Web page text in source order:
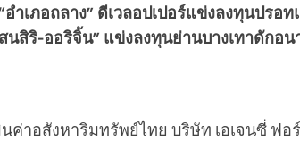
เภอถลาง” ดีเวลอปเปอร์แข่งลงทุนปรอ
สิริ-ออริจิ้น” แข่งลงทุนย่านบางเทาดักอ
อสังหาริมทรัพย์ไทย บริษัท เอเจนซี่ ฟอร์